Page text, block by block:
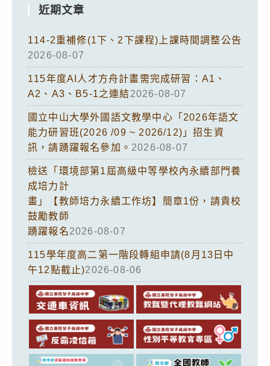
近期文章
114-2重補修(1下、2下課程)上課時間調整公告
2026-08-07
115年度AI人才方舟計畫需完成研習：A1、
A2、A3、B5-1之連結2026-08-07
國立中山大學外國語文教學中心「2026年語文
能力研習班(2026 /09 ~ 2026/12)」招生資
訊，請踴躍報名參加。 2026-08-07
檢送「環境部第1屆高級中等學校內永續部門養
成培力計
畫」【教師培力永續工作坊】簡章1份，請貴校
鼓勵教師
踴躍報名2026-08-07
115學年度高二第一階段轉組申請(8月13日中
午12點截止)2026-08-06